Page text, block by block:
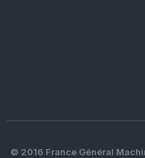
© 2016 France Général